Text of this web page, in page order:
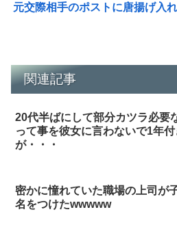
元交際相手のポストに唐揚げ入
関連記事
20代半ばにして部分カツラ必要
って事を彼女に言わないで1年
が・・・
密かに憧れていた職場の上司が
名をつけたwwwww